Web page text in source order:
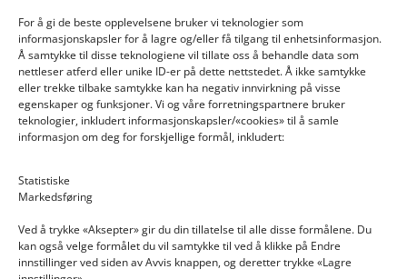
For å gi de beste opplevelsene bruker vi teknologier som
informasjonskapsler for å lagre og/eller få tilgang til enhetsinformasjon.
Å samtykke til disse teknologiene vil tillate oss å behandle data som
nettleser atferd eller unike ID-er på dette nettstedet. Å ikke samtykke
eller trekke tilbake samtykke kan ha negativ innvirkning på visse
egenskaper og funksjoner. Vi og våre forretningspartnere bruker
teknologier, inkludert informasjonskapsler/«cookies» til å samle
informasjon om deg for forskjellige formål, inkludert:
Statistiske
Markedsføring
Ved å trykke «Aksepter» gir du din tillatelse til alle disse formålene. Du
kan også velge formålet du vil samtykke til ved å klikke på Endre
innstillinger ved siden av Avvis knappen, og deretter trykke «Lagre